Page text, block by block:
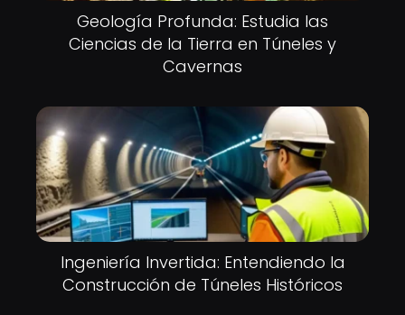
Geología Profunda: Estudia las
Ciencias de la Tierra en Túneles y
Cavernas
Ingeniería Invertida: Entendiendo la
Construcción de Túneles Históricos